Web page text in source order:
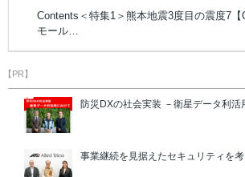
Contents＜特集1＞熊本地震3度目の震度7【
モール…
【PR】
防災DXの社会実装 －衛星データ利活
事業継続を見据えたセキュリティを